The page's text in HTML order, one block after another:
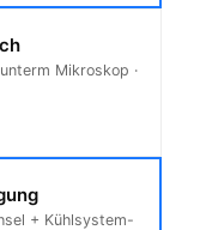
Mikroskop ·
+ Kühlsystem-